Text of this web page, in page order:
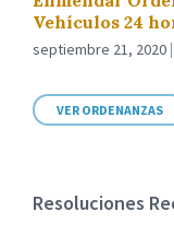
Vehículos 24
septiembre 21, 2020
VER ORDENANZAS
Resoluciones